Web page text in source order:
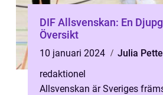
DIF Allsvenskan: En
Översikt
10 januari 2024
Julia
redaktionel
Allsvenskan är Sveriges